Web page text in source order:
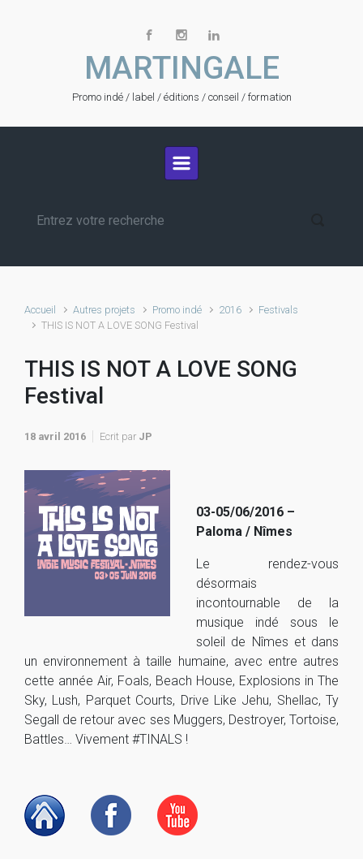
MARTINGALE
Promo indé / label / éditions / conseil / formation
Accueil Autres projets Promo indé 2016
Festivals
THIS IS NOT A LOVE SONG Festival
THIS IS NOT A LOVE SONG
Festival
18 avril 2016 Ecrit par JP
03-05/06/2016 –
Paloma / Nîmes
Le rendez-vous
désormais
incontournable de la
musique indé sous le
soleil de Nîmes et dans
un environnement à taille humaine, avec entre autres
cette année Air, Foals, Beach House, Explosions in The
Sky, Lush, Parquet Courts, Drive Like Jehu, Shellac, Ty
Segall de retour avec ses Muggers, Destroyer, Tortoise,
Battles… Vivement #TINALS !